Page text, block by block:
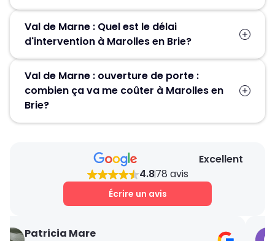
Val de Marne : Quel est le délai
d'intervention à Marolles en Brie?
technicien sera chez-vous en 30 min pour
vous dépanner.
Val de Marne : ouverture de porte :
combien ça va me coûter à Marolles en
Brie?
devis détaillé et gratuit vous sera proposé sur
place après avoir estimé la charge du travail
Excellent
4.878 avis
Écrire un avis
Patricia Mare